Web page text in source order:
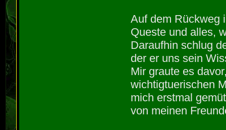
Auf dem Rückweg
Queste und alles,
Daraufhin schlug
der er uns sein
Mir graute es
wichtigtuerischen
mich erstmal
von meinen